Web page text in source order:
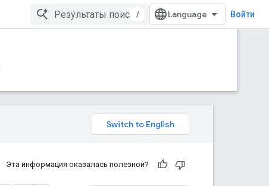
/ Войти
Эта информация оказалась полезной?